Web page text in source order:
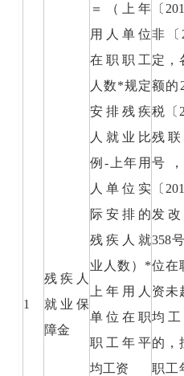
1
残疾人
就业保
障金
＝（上年
用人单位
在职职工
人数*规定
安排残疾
人就业比
例-上年用
人单位实
际安排的
残疾人就
业人数）*
上年用人
单位在职
职工年平
均工资
〔
非〔
定，
额的
税〔
残联
号
〔
发改
358
位在
资未
均
的，
职工